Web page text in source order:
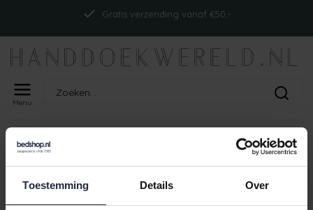
Toestemming Details Over
Gratis verzending vanaf €50,-
Menu
Home Tags ism_abyssreversiblect_apple green
PRODUCTEN GETAGD MET
ISM_ABYSSREVERSIBLECT_APPLE